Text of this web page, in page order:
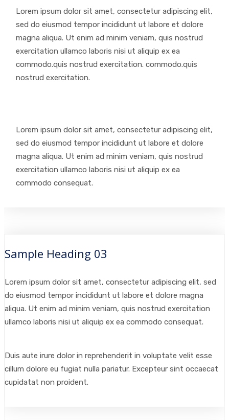
Lorem ipsum dolor sit amet, consectetur adipiscing elit,
sed do eiusmod tempor incididunt ut labore et dolore
magna aliqua. Ut enim ad minim veniam, quis nostrud
exercitation ullamco laboris nisi ut aliquip ex ea
commodo.quis nostrud exercitation. commodo.quis
nostrud exercitation.
Lorem ipsum dolor sit amet, consectetur adipiscing elit,
sed do eiusmod tempor incididunt ut labore et dolore
magna aliqua. Ut enim ad minim veniam, quis nostrud
exercitation ullamco laboris nisi ut aliquip ex ea
commodo consequat.
Sample Heading 03
Lorem ipsum dolor sit amet, consectetur adipiscing elit, sed
do eiusmod tempor incididunt ut labore et dolore magna
aliqua. Ut enim ad minim veniam, quis nostrud exercitation
ullamco laboris nisi ut aliquip ex ea commodo consequat.
Duis aute irure dolor in reprehenderit in voluptate velit esse
cillum dolore eu fugiat nulla pariatur. Excepteur sint occaecat
cupidatat non proident.